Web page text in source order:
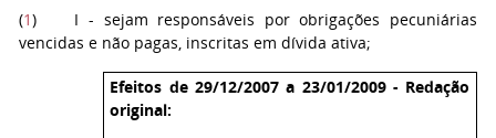
(1) I - sejam responsáveis por obrigações pecuniárias
vencidas e não pagas, inscritas em dívida ativa;
Efeitos de 29/12/2007 a 23/01/2009 - Redação
original: